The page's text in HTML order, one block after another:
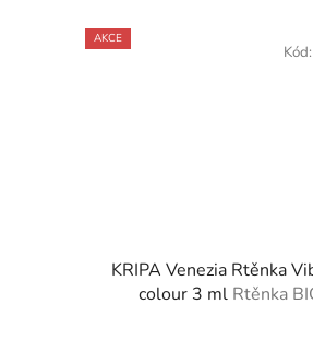
AKCE
KRIPA Venezia Rtěnka
colour 3 ml
Kód: